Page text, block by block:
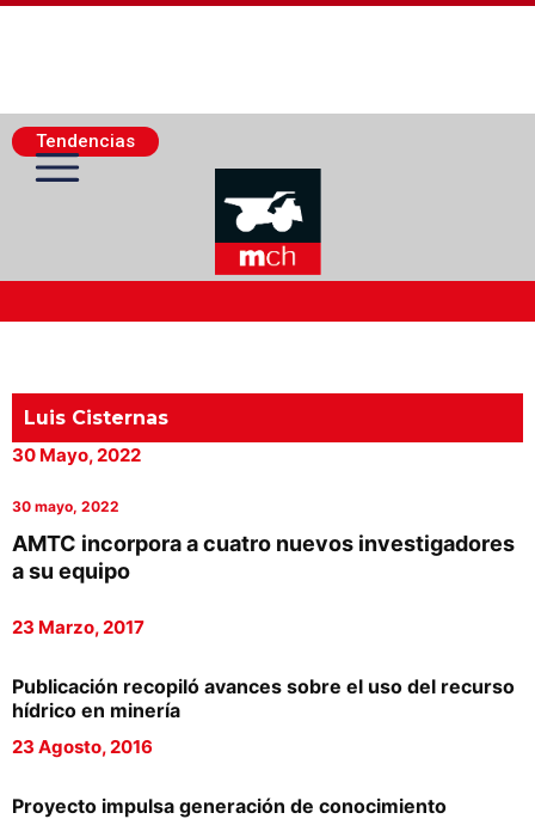
Tendencias
Actualidad Minera
Minería Superficie
Proveedores
Designaciones
Calendario de Eventos
Revistas Digital
Luis Cisternas
30 Mayo, 2022
30 mayo, 2022
AMTC incorpora a cuatro nuevos investigadores
a su equipo
23 Marzo, 2017
Publicación recopiló avances sobre el uso del recurso
hídrico en minería
23 Agosto, 2016
Proyecto impulsa generación de conocimiento